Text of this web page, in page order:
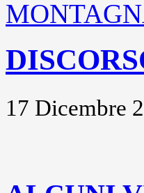
17 Dicembre